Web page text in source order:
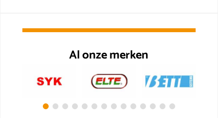
Al onze merken